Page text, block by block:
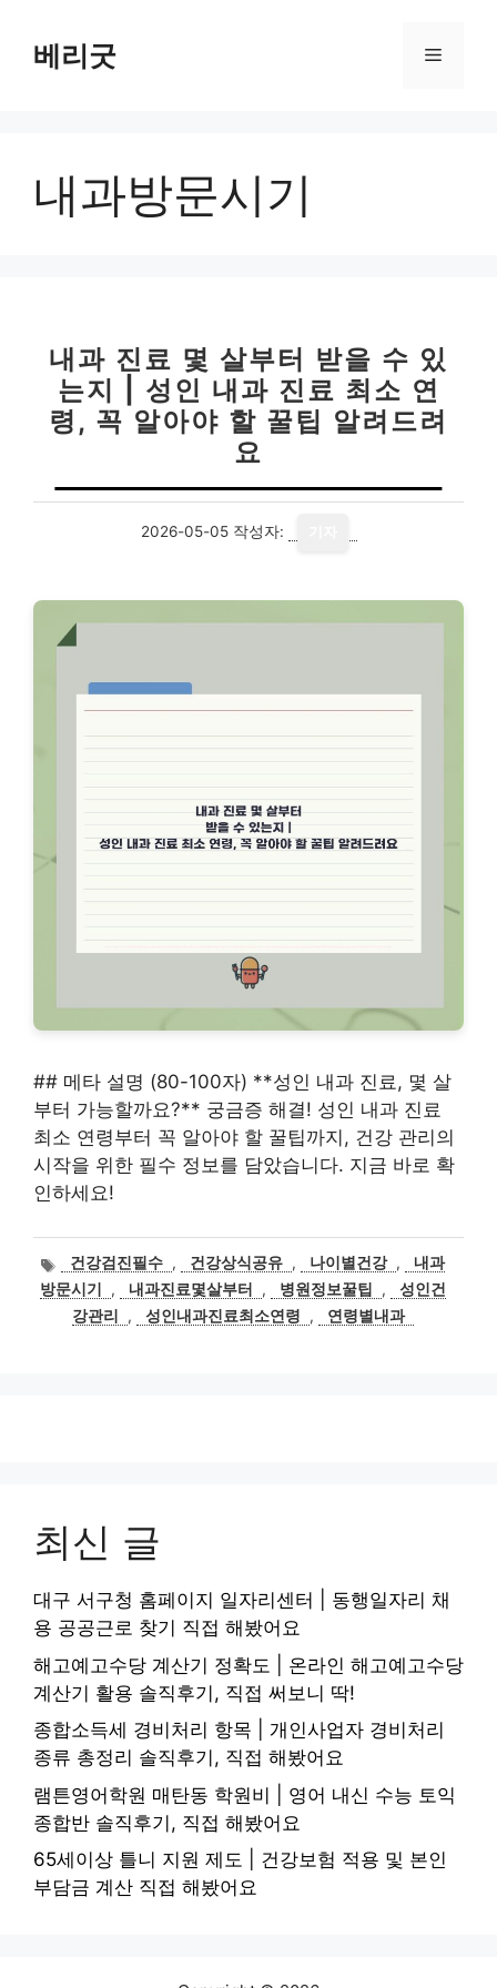
베리굿 메
내과방문시기
내과 진료 몇 살부터 받을 수 있
는지 | 성인 내과 진료 최소 연
령, 꼭 알아야 할 꿀팁 알려드려
요
2026-05-05 작성자:
## 메타 설명 (80-100자) **성인 내과 진료, 몇 살
부터 가능할까요?** 궁금증 해결! 성인 내과 진료
최소 연령부터 꼭 알아야 할 꿀팁까지, 건강 관리의
시작을 위한 필수 정보를 담았습니다. 지금 바로 확
인하세요!
태
그
건강검진필수 , 건강상식공유 , 나이별건강 ,
내과
방문시기
, 내과진료몇살부터 , 병원정보꿀팁 ,
성인건
강관리
, 성인내과진료최소연령 , 연령별내과
최신 글
대구 서구청 홈페이지 일자리센터 | 동행일자리 채
용 공공근로 찾기 직접 해봤어요
해고예고수당 계산기 정확도 | 온라인 해고예고수당
계산기 활용 솔직후기, 직접 써보니 딱!
종합소득세 경비처리 항목 | 개인사업자 경비처리
종류 총정리 솔직후기, 직접 해봤어요
램튼영어학원 매탄동 학원비 | 영어 내신 수능 토익
종합반 솔직후기, 직접 해봤어요
65세이상 틀니 지원 제도 | 건강보험 적용 및 본인
부담금 계산 직접 해봤어요